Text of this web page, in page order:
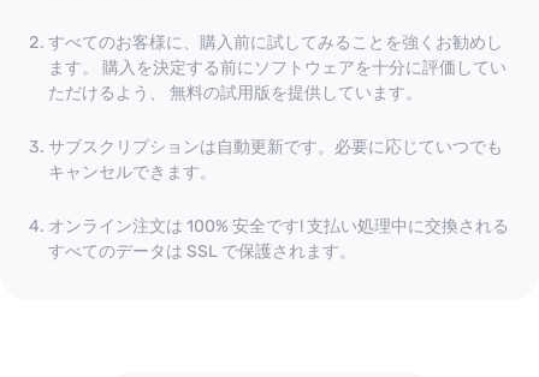
すべてのお客様に、購入前に試してみることを強くお勧めし
ます。 購入を決定する前にソフトウェアを十分に評価してい
ただけるよう、 無料の試用版を提供しています。
サブスクリプションは自動更新です。必要に応じていつでも
キャンセルできます。
オンライン注文は 100% 安全です! 支払い処理中に交換される
すべてのデータは SSL で保護されます。